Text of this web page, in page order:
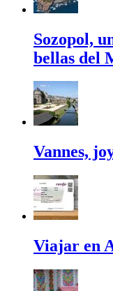
Sozopol,
bellas del
Vannes,
Viajar en